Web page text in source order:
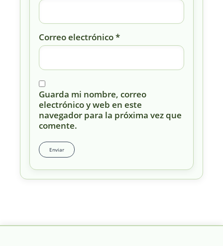
Correo electrónico*
Guarda mi nombre, correo
electrónico y web en este
navegador para la próxima vez que
comente.